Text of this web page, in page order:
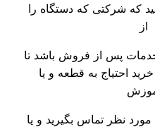
دستگاه را
باشد تا
و یا
و یا